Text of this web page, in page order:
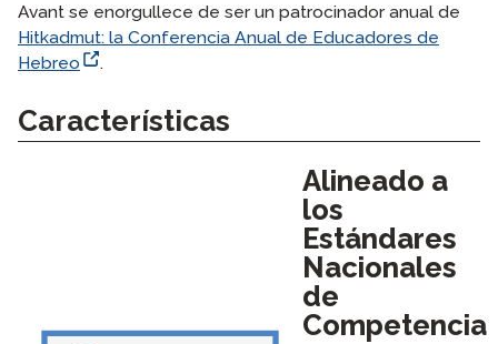
Avant se enorgullece de ser un patrocinador anual de
Hitkadmut: la Conferencia Anual de Educadores de
Hebreo
.
Características
Alineado a
los
Estándares
Nacionales
de
Competencia